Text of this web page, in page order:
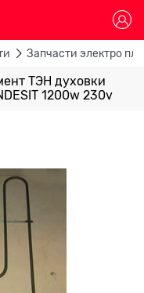
Запчасти электро
ТЭН духовки
1200w 230v